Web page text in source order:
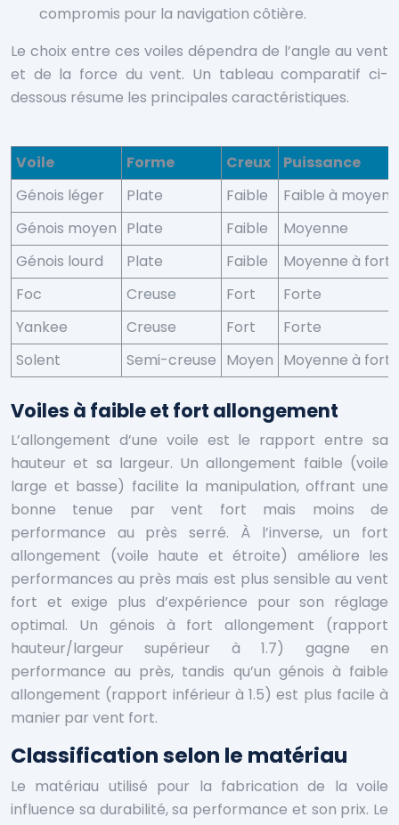
compromis pour la navigation côtière.
Le choix entre ces voiles dépendra de l’angle au vent
et de la force du vent. Un tableau comparatif ci-
dessous résume les principales caractéristiques.
Voile Forme Creux
Puissance
Génois léger
Plate Faible
Faible à
Génois moyen Plate Faible
Moyenne
Génois lourd
Plate Faible
Moyenne à forte
Foc
Creuse Fort
Forte
Yankee
Creuse Fort
Forte
Solent
Semi-creuse Moyen Moyenne à forte
Voiles à faible et fort allongement
L’allongement d’une voile est le rapport entre sa
hauteur et sa largeur. Un allongement faible (voile
large et basse) facilite la manipulation, offrant une
bonne tenue par vent fort mais moins de
performance au près serré. À l’inverse, un fort
allongement (voile haute et étroite) améliore les
performances au près mais est plus sensible au vent
fort et exige plus d’expérience pour son réglage
optimal. Un génois à fort allongement (rapport
hauteur/largeur supérieur à 1.7) gagne en
performance au près, tandis qu’un génois à faible
allongement (rapport inférieur à 1.5) est plus facile à
manier par vent fort.
Classification selon le matériau
Le matériau utilisé pour la fabrication de la voile
influence sa durabilité, sa performance et son prix. Le